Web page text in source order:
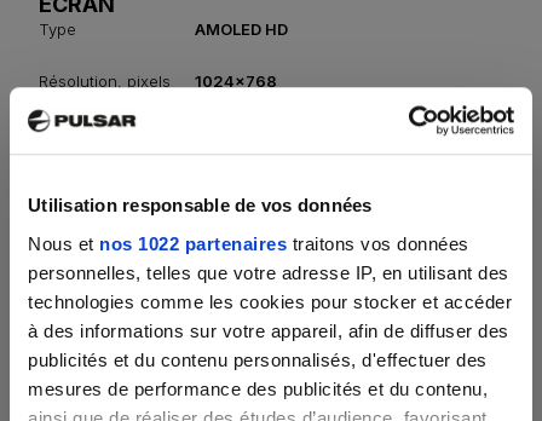
Utilisation responsable de vos données
Nous et nos 1022 partenaires traitons vos données
personnelles, telles que votre adresse IP, en utilisant des
technologies comme les cookies pour stocker et accéder
à des informations sur votre appareil, afin de diffuser des
publicités et du contenu personnalisés, d'effectuer des
mesures de performance des publicités et du contenu,
Type AMOLED HD
Résolution, pixels 1024x768
Résolution vidéo /
1024x768
Format vidéo /
photo
.mp4 / .jpg
Mémoire intégrée,
16